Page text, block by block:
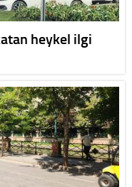
heykel ilgi